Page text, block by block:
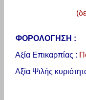
(δεν μπορώ να
ΦΟΡΟΛΟΓΗΣΗ :
Αξία Επικαρπίας :
Αξία Ψιλής